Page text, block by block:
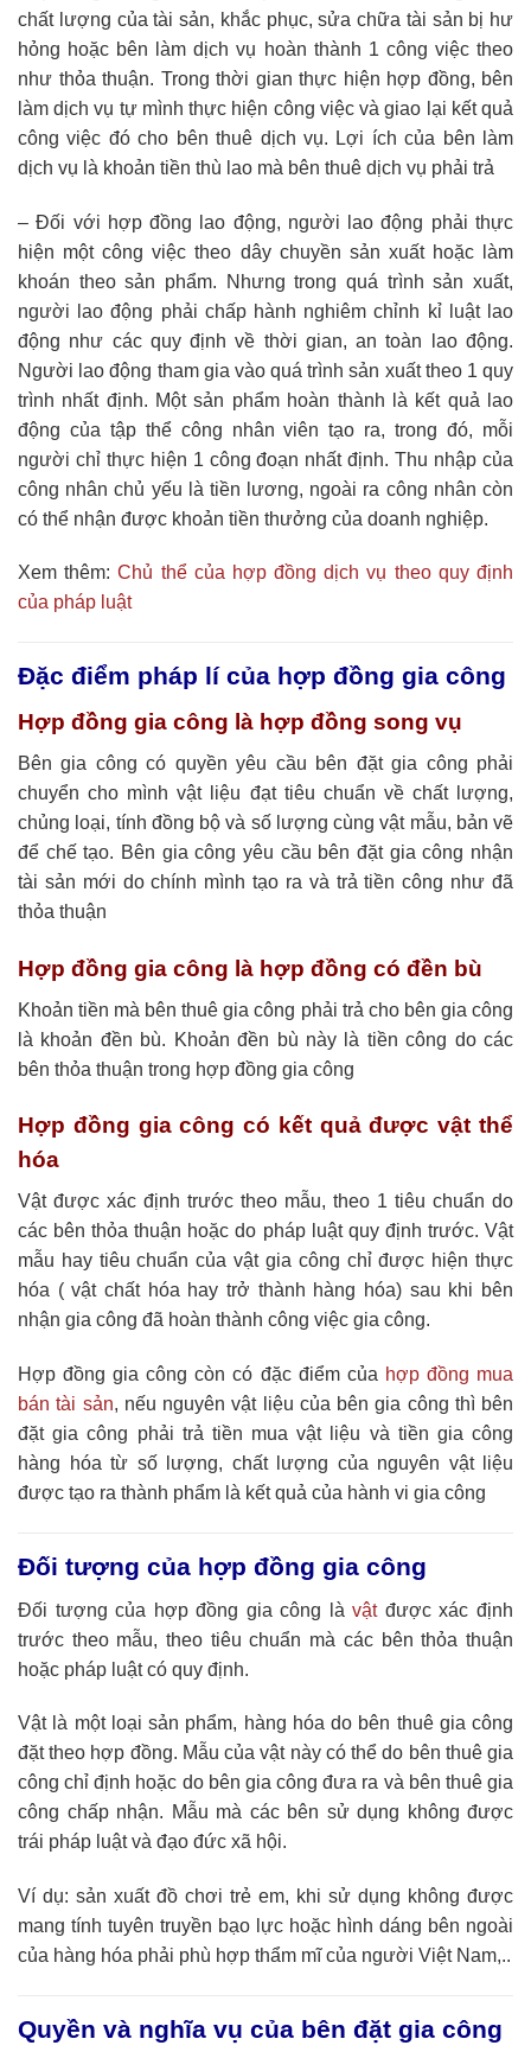
chất lượng của tài sản, khắc phục, sửa chữa tài sản bị hư
hỏng hoặc bên làm dịch vụ hoàn thành 1 công việc theo
như thỏa thuận. Trong thời gian thực hiện hợp đồng, bên
làm dịch vụ tự mình thực hiện công việc và giao lại kết quả
công việc đó cho bên thuê dịch vụ. Lợi ích của bên làm
dịch vụ là khoản tiền thù lao mà bên thuê dịch vụ phải trả
– Đối với hợp đồng lao động, người lao động phải thực
hiện một công việc theo dây chuyền sản xuất hoặc làm
khoán theo sản phẩm. Nhưng trong quá trình sản xuất,
người lao động phải chấp hành nghiêm chỉnh kỉ luật lao
động như các quy định về thời gian, an toàn lao động.
Người lao động tham gia vào quá trình sản xuất theo 1 quy
trình nhất định. Một sản phẩm hoàn thành là kết quả lao
động của tập thể công nhân viên tạo ra, trong đó, mỗi
người chỉ thực hiện 1 công đoạn nhất định. Thu nhập của
công nhân chủ yếu là tiền lương, ngoài ra công nhân còn
có thể nhận được khoản tiền thưởng của doanh nghiệp.
Xem thêm:Chủ thể của hợp đồng dịch vụ theo quy định
của pháp luật
Đặc điểm pháp lí của hợp đồng gia công
Hợp đồng gia công là hợp đồng song vụ
Bên gia công có quyền yêu cầu bên đặt gia công phải
chuyển cho mình vật liệu đạt tiêu chuẩn về chất lượng,
chủng loại, tính đồng bộ và số lượng cùng vật mẫu, bản vẽ
để chế tạo. Bên gia công yêu cầu bên đặt gia công nhận
tài sản mới do chính mình tạo ra và trả tiền công như đã
thỏa thuận
Hợp đồng gia công là hợp đồng có đền bù
Khoản tiền mà bên thuê gia công phải trả cho bên gia công
là khoản đền bù. Khoản đền bù này là tiền công do các
bên thỏa thuận trong hợp đồng gia công
Hợp đồng gia công có kết quả được vật thể
hóa
Vật được xác định trước theo mẫu, theo 1 tiêu chuẩn do
các bên thỏa thuận hoặc do pháp luật quy định trước. Vật
mẫu hay tiêu chuẩn của vật gia công chỉ được hiện thực
hóa ( vật chất hóa hay trở thành hàng hóa) sau khi bên
nhận gia công đã hoàn thành công việc gia công.
Hợp đồng gia công còn có đặc điểm của hợp đồng mua
bán tài sản, nếu nguyên vật liệu của bên gia công thì bên
đặt gia công phải trả tiền mua vật liệu và tiền gia công
hàng hóa từ số lượng, chất lượng của nguyên vật liệu
được tạo ra thành phẩm là kết quả của hành vi gia công
Đối tượng của hợp đồng gia công
Đối tượng của hợp đồng gia công làvậtđược xác định
trước theo mẫu, theo tiêu chuẩn mà các bên thỏa thuận
hoặc pháp luật có quy định.
Vật là một loại sản phẩm, hàng hóa do bên thuê gia công
đặt theo hợp đồng. Mẫu của vật này có thể do bên thuê gia
công chỉ định hoặc do bên gia công đưa ra và bên thuê gia
công chấp nhận. Mẫu mà các bên sử dụng không được
trái pháp luật và đạo đức xã hội.
Ví dụ: sản xuất đồ chơi trẻ em, khi sử dụng không được
mang tính tuyên truyền bạo lực hoặc hình dáng bên ngoài
của hàng hóa phải phù hợp thẩm mĩ của người Việt Nam,..
Quyền và nghĩa vụ của bên đặt gia công